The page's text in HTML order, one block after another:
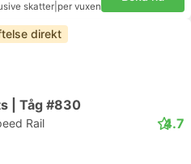
skatter per vuxen
direkt
| Tåg #830
Rail 4.7